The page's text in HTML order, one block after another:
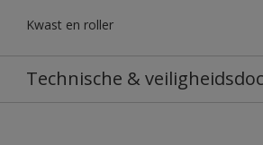
Kwast en roller
Technische &